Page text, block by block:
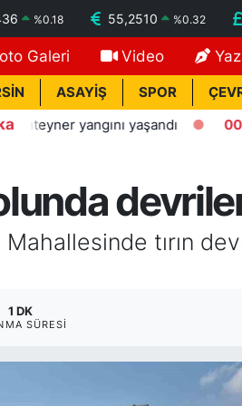
%0.18 55,2510 %0.32
Galeri Video
ASAYİŞ SPOR
yangını yaşandı 00:21
tırın
1 DK
SÜRESI